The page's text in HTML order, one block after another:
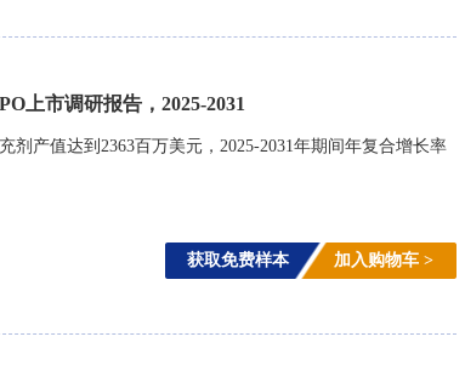
上市调研报告，2025-2031
剂产值达到2363百万美元，2025-2031年期间年复合增长率
获取免费样本 加入购物车 >